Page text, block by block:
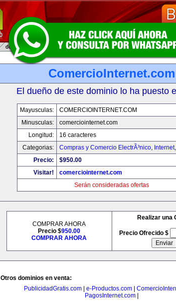
ComercioInternet.com
El dueño de este dominio lo ha puesto
Mayusculas:
COMERCIOINTERNET.COM
Minusculas:
comerciointernet.com
Longitud:
16 caracteres
Categorias:
Compras y Comercio ElectrÃ³nico, Internet,
Precio:
$950.00
Visitar!
comerciointernet.com
Serán consideradas ofertas
COMPRAR AHORA
Precio $950.00
COMPRAR AHORA
Realizar una
Precio Ofrecido $
Otros dominios en venta:
PublicidadGratis.com
e-Productos.com
PagosInternet.com